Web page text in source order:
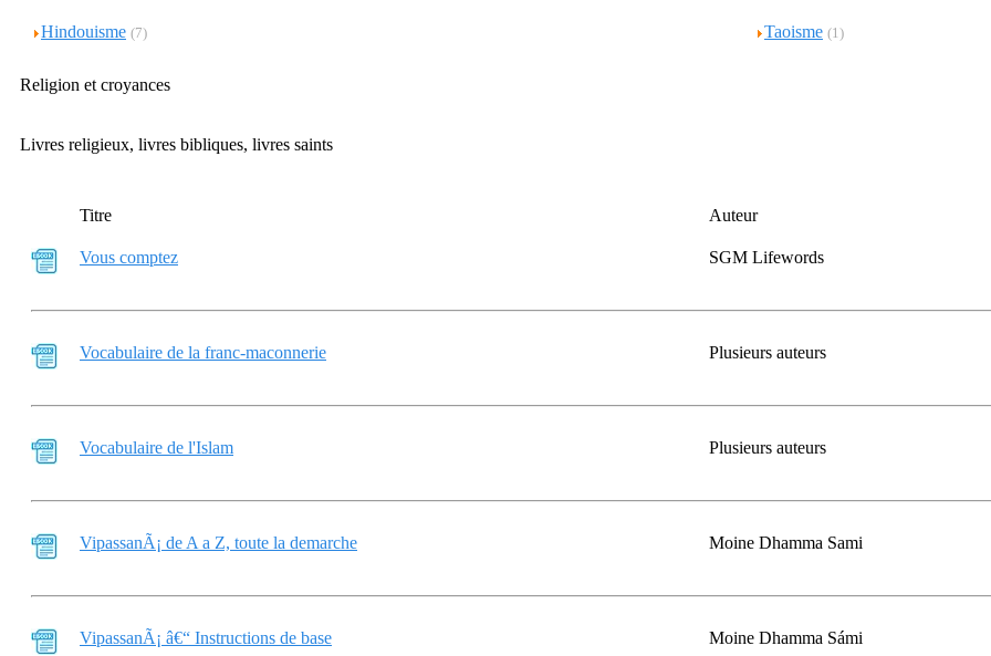
Hindouisme (7) Taoisme (1)
Religion et croyances
Livres religieux, livres bibliques, livres saints
Titre Auteur
Vous comptez SGM Lifewords
Vocabulaire de la franc-maconnerie Plusieurs auteurs
Vocabulaire de l'Islam Plusieurs auteurs
VipassanÃ¡ de A a Z, toute la demarche Moine Dhamma Sami
VipassanÃ¡ â€“ Instructions de base Moine Dhamma Sámi